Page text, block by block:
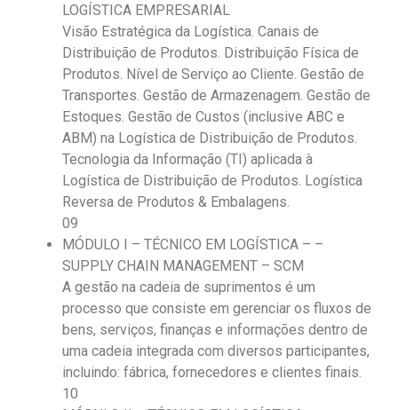
LOGÍSTICA EMPRESARIAL
Visão Estratégica da Logística. Canais de
Distribuição de Produtos. Distribuição Física de
Produtos. Nível de Serviço ao Cliente. Gestão de
Transportes. Gestão de Armazenagem. Gestão de
Estoques. Gestão de Custos (inclusive ABC e
ABM) na Logística de Distribuição de Produtos.
Tecnologia da Informação (TI) aplicada à
Logística de Distribuição de Produtos. Logística
Reversa de Produtos & Embalagens.
09
MÓDULO I – TÉCNICO EM LOGÍSTICA – –
SUPPLY CHAIN MANAGEMENT – SCM
A gestão na cadeia de suprimentos é um
processo que consiste em gerenciar os fluxos de
bens, serviços, finanças e informações dentro de
uma cadeia integrada com diversos participantes,
incluindo: fábrica, fornecedores e clientes finais.
10